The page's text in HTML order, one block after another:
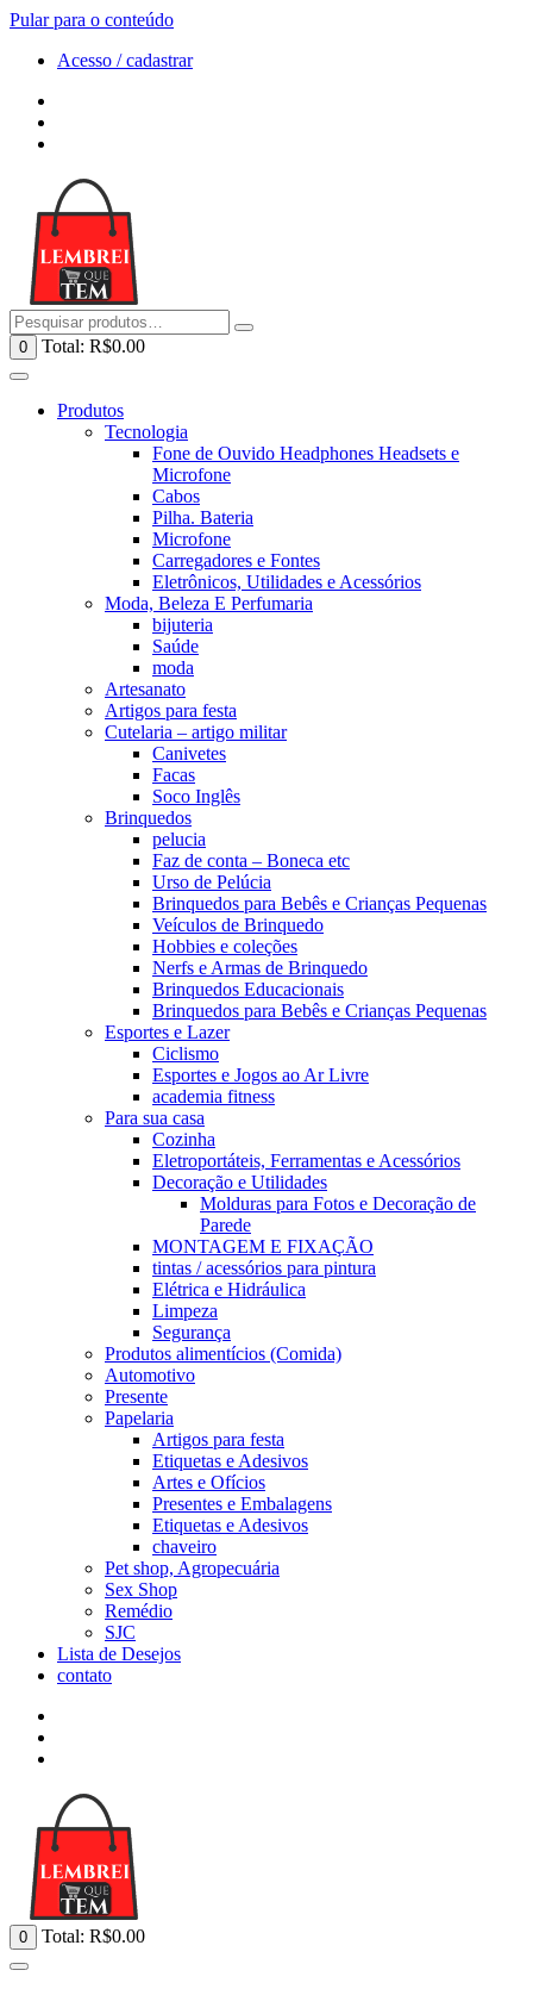
Pular para o conteúdo
Acesso / cadastrar
0 Total: R$0.00
Produtos
Tecnologia
Fone de Ouvido Headphones Headsets e
Microfone
Cabos
Pilha. Bateria
Microfone
Carregadores e Fontes
Eletrônicos, Utilidades e Acessórios
Moda, Beleza E Perfumaria
bijuteria
Saúde
moda
Artesanato
Artigos para festa
Cutelaria – artigo militar
Canivetes
Facas
Soco Inglês
Brinquedos
pelucia
Faz de conta – Boneca etc
Urso de Pelúcia
Brinquedos para Bebês e Crianças Pequenas
Veículos de Brinquedo
Hobbies e coleções
Nerfs e Armas de Brinquedo
Brinquedos Educacionais
Brinquedos para Bebês e Crianças Pequenas
Esportes e Lazer
Ciclismo
Esportes e Jogos ao Ar Livre
academia fitness
Para sua casa
Cozinha
Eletroportáteis, Ferramentas e Acessórios
Decoração e Utilidades
Molduras para Fotos e Decoração de
Parede
MONTAGEM E FIXAÇÃO
tintas / acessórios para pintura
Elétrica e Hidráulica
Limpeza
Segurança
Produtos alimentícios (Comida)
Automotivo
Presente
Papelaria
Artigos para festa
Etiquetas e Adesivos
Artes e Ofícios
Presentes e Embalagens
Etiquetas e Adesivos
chaveiro
Pet shop, Agropecuária
Sex Shop
Remédio
SJC
Lista de Desejos
contato
0 Total: R$0.00